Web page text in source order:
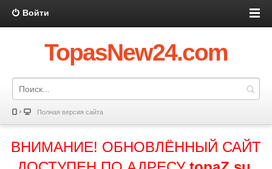
Войти
TopasNew24.com
Полная версия сайта
ВНИМАНИЕ! ОБНОВЛЁННЫЙ САЙТ